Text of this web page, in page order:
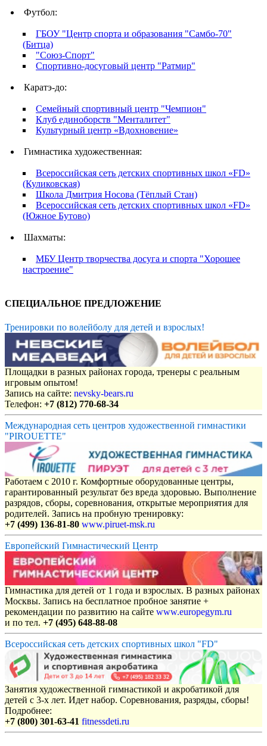
Футбол:
ГБОУ "Центр спорта и образования "Самбо-70"
(Битца)
"Союз-Спорт"
Спортивно-досуговый центр "Ратмир"
Каратэ-до:
Семейный спортивный центр "Чемпион"
Клуб единоборств "Менталитет"
Культурный центр «Вдохновение»
Гимнастика художественная:
Всероссийская сеть детских спортивных школ «FD»
(Куликовская)
Школа Дмитрия Носова (Тёплый Стан)
Всероссийская сеть детских спортивных школ «FD»
(Южное Бутово)
Шахматы:
МБУ Центр творчества досуга и спорта "Хорошее
настроение"
СПЕЦИАЛЬНОЕ ПРЕДЛОЖЕНИЕ
Тренировки по волейболу для детей и взрослых!
Площадки в разных районах города, тренеры с реальным
игровым опытом!
Запись на сайте: nevsky-bears.ru
Телефон: +7 (812) 770-68-34
Международная сеть центров художественной гимнастики
"PIROUETTE"
Работаем с 2010 г. Комфортные оборудованные центры,
гарантированный результат без вреда здоровью. Выполнение
разрядов, сборы, соревнования, открытые мероприятия для
родителей. Запись на пробную тренировку:
+7 (499) 136-81-80 www.piruet-msk.ru
Европейский Гимнастический Центр
Гимнастика для детей от 1 года и взрослых. В разных районах
Москвы. Запись на бесплатное пробное занятие +
рекомендации по развитию на сайте www.europegym.ru
и по тел. +7 (495) 648-88-08
Всероссийская сеть детских спортивных школ "FD"
Занятия художественной гимнастикой и акробатикой для
детей с 3-х лет. Идет набор. Соревнования, разряды, сборы!
Подробнее:
+7 (800) 301-63-41 fitnessdeti.ru